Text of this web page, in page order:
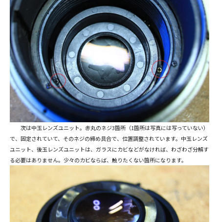
次は中玉レンズユニット。赤丸のネジ3箇所（1箇所は写真には写っていない）
で、固定されていて、そのネジの締め具合で、位置調整されています。中玉レンズ
ユニット、後玉レンズユニットは、ガラスにカビなどがなければ、わざわざ分解す
る必要はありません。少々のカビならば、触りたくない箇所になります。